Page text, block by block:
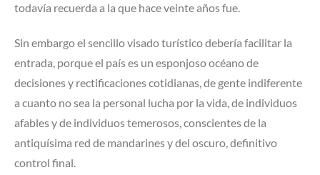
todavía recuerda a la que hace veinte años fue.
Sin embargo el sencillo visado turístico debería facilitar la
entrada, porque el país es un esponjoso océano de
decisiones y rectificaciones cotidianas, de gente indiferente
a cuanto no sea la personal lucha por la vida, de individuos
afables y de individuos temerosos, conscientes de la
antiquísima red de mandarines y del oscuro, definitivo
control final.